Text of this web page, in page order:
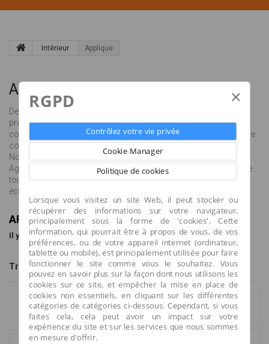
×
RGPD
Contrôlez votre vie privée
Cookie Manager
Politique de cookies
Lorsque vous visitez un site Web, il peut stocker ou
récupérer des informations sur votre navigateur,
principalement sous la forme de 'cookies'. Cette
information, qui pourrait être à propos de vous, de vos
préférences, ou de votre appareil internet (ordinateur,
tablette ou mobile), est principalement utilisée pour faire
fonctionner le site comme vous le souhaitez. Vous
pouvez en savoir plus sur la façon dont nous utilisons les
cookies sur ce site, et empêcher la mise en place de
cookies non essentiels, en cliquant sur les différentes
catégories de catégories ci-dessous. Cependant, si vous
faites cela, cela peut avoir un impact sur votre
expérience du site et sur les services que nous sommes
en mesure d'offrir.
Intérieur Applique
Applique
Des appliques pour tous les styles ! Chez Salustra, nous vous
proposons des modèles d'appliques classiques ou
contemporains, spécifiques pour éclairage de tableaux ou encore
conçues pour les pièces humides comme les salles de bains.
Notre gamme répondra à tous vos besoins d'éclairage.
Agrémentez votre intérieur d'appliques : dans un couloir pour une
touche de lumière tamisée ou dans les pièces à vivre pour un
éclairage indirect convivial.
APPLIQUE
Il y a 26 produits.
Tri -- Montrer 6 par page
Comparer (0)
Afficher tout